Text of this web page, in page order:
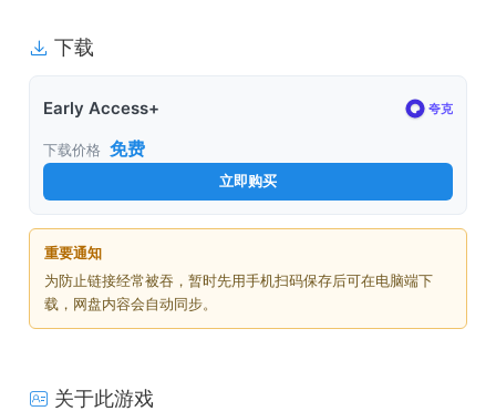
下载
Early Access+ 夸克
下载价格 免费
立即购买
重要通知
为防止链接经常被吞，暂时先用手机扫码保存后可在电脑端下
载，网盘内容会自动同步。
关于此游戏